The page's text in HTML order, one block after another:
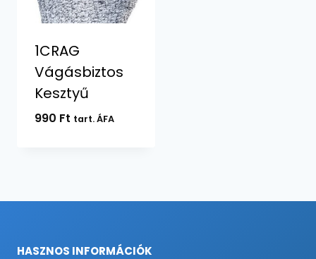
1CRAG
Vágásbiztos
Kesztyű
990 Ft tart. ÁFA
HASZNOS INFORMÁCIÓK